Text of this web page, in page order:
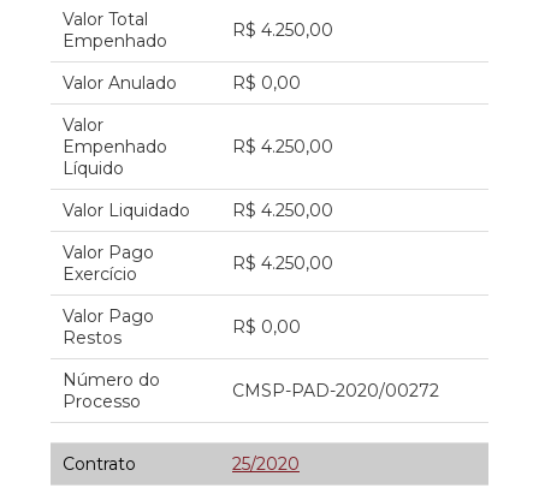
Valor Total
Empenhado
R$ 4.250,00
Valor Anulado
R$ 0,00
Valor
Empenhado
Líquido
R$ 4.250,00
Valor Liquidado
R$ 4.250,00
Valor Pago
Exercício
R$ 4.250,00
Valor Pago
Restos
R$ 0,00
Número do
Processo
CMSP-PAD-2020/00272
Contrato
25/2020